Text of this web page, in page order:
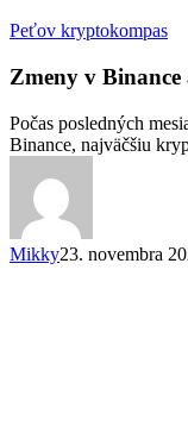
Peťov kryptokompas
na
Zmeny v
Počas posledných
Binance, najväčšiu
Mikky23. novembra